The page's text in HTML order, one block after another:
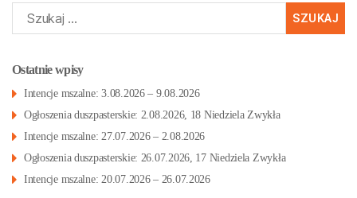
Szukaj:
Ostatnie wpisy
Intencje mszalne: 3.08.2026 – 9.08.2026
Ogłoszenia duszpasterskie: 2.08.2026, 18 Niedziela Zwykła
Intencje mszalne: 27.07.2026 – 2.08.2026
Ogłoszenia duszpasterskie: 26.07.2026, 17 Niedziela Zwykła
Intencje mszalne: 20.07.2026 – 26.07.2026